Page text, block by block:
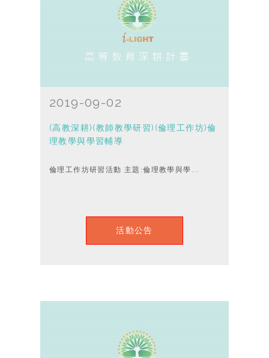
2019-09-02
(高教深耕)(教師教學研習)(倫理工作坊)倫
理教學與學習輔導
倫理工作坊研習活動 主題:倫理教學與學...
活動公告